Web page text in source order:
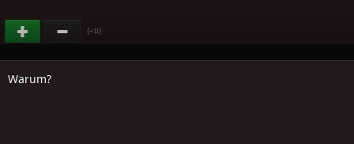
(+11)
Warum?